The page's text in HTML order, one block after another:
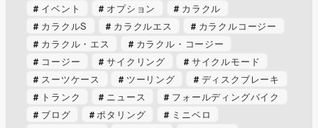
イベント
オプション
カラクル
カラクルS
カラクルエス
カラクルコージー
カラクル・エス
カラクル・コージー
コージー
サイクリング
サイクルモード
スーツケース
ツーリング
ディスクブレーキ
トランク
ニュース
フォールディングバイク
ブログ
ポタリング
ミニベロ